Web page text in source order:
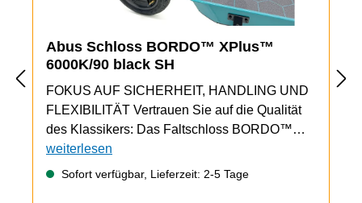
Abus Schloss BORDO™ XPlus™
6000K/90 black SH
FOKUS AUF SICHERHEIT, HANDLING UND
FLEXIBILITÄT Vertrauen Sie auf die Qualität
des Klassikers: Das Faltschloss BORDO™
6000K bietet guten Diebstahlschutz und
praktisches Handling. Die beiliegende
weiterlesen
Sofort verfügbar, Lieferzeit: 2-5 Tage